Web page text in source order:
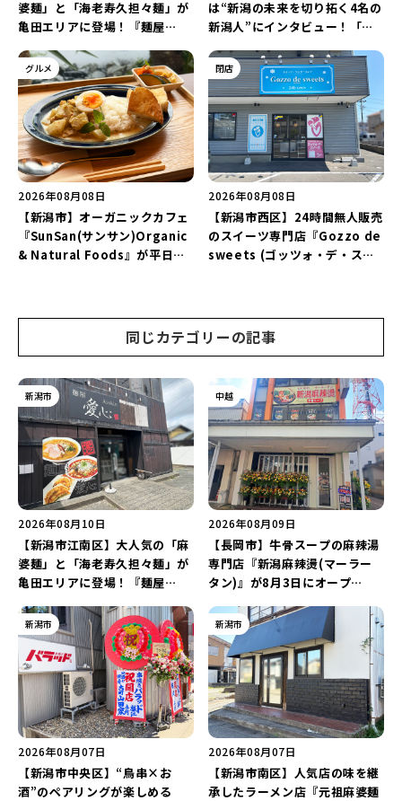
婆麺」と「海老寿久担々麺」が
亀田エリアに登場！『麺屋
プン予定♪
は“新潟の未来を切り拓く4名の
新潟人”にインタビュー！「学
トグラファー」など要チェック
♪
グルメ
2026年08月08日
【新潟市】オーガニックカフェ
『SunSan(サンサン)Organic
& Natural Foods』が平日ラ
レートランチ」を実食レポート
閉店
2026年08月08日
【新潟市西区】24時間無人販売
のスイーツ専門店『Gozzo de
sweets (ゴッツォ・デ・スイ
同じカテゴリーの記事
新潟市
2026年08月10日
【新潟市江南区】大人気の「麻
婆麺」と「海老寿久担々麺」が
亀田エリアに登場！『麺屋
プン予定♪
中越
2026年08月09日
【長岡市】牛骨スープの麻辣湯
専門店『新潟麻辣燙(マーラー
タン)』が8月3日にオープ
キャンペーンを実施中♪
新潟市
2026年08月07日
【新潟市中央区】“鳥串×お
酒”のペアリングが楽しめる
新潟市
2026年08月07日
【新潟市南区】人気店の味を継
承したラーメン店『元祖麻婆麺